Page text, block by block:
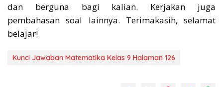
dan berguna bagi kalian. Kerjakan juga
pembahasan soal lainnya. Terimakasih, selamat
belajar!
Kunci Jawaban Matematika Kelas 9 Halaman 126